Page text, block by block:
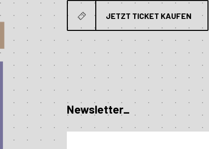
JETZT TICKET KAUFEN
Newsletter_